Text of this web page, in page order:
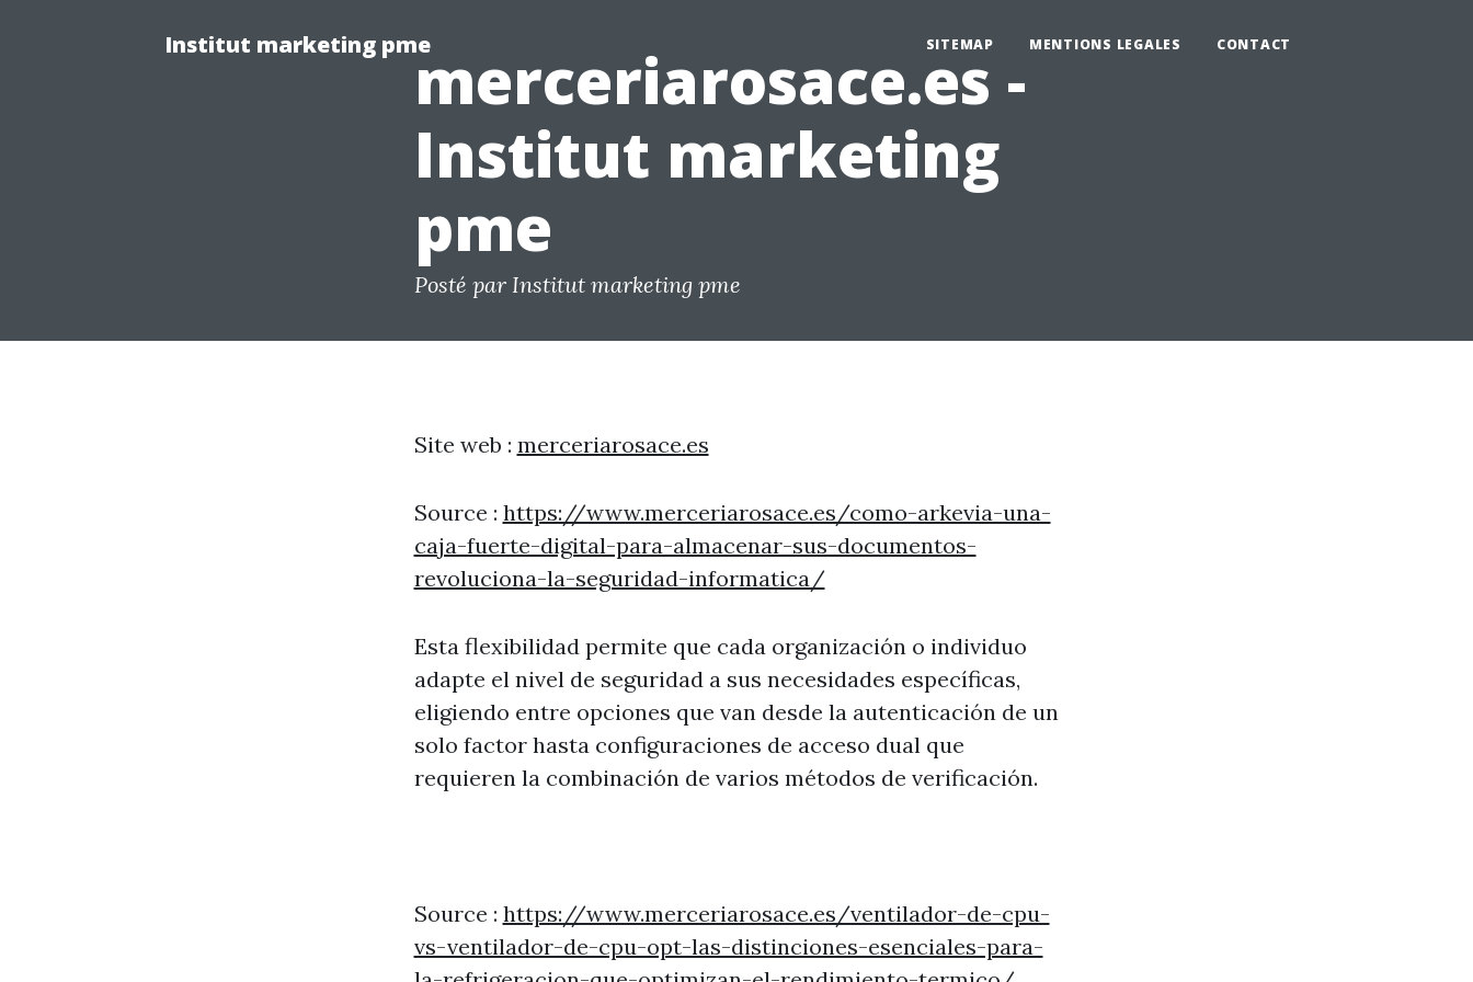
Institut marketing pme SITEMAP MENTIONS LEGALES CONTACT
merceriarosace.es -
Institut marketing
pme
Posté par Institut marketing pme
Site web : merceriarosace.es
Source : https://www.merceriarosace.es/como-arkevia-una-
caja-fuerte-digital-para-almacenar-sus-documentos-
revoluciona-la-seguridad-informatica/
Esta flexibilidad permite que cada organización o individuo
adapte el nivel de seguridad a sus necesidades específicas,
eligiendo entre opciones que van desde la autenticación de un
solo factor hasta configuraciones de acceso dual que
requieren la combinación de varios métodos de verificación.
Source : https://www.merceriarosace.es/ventilador-de-cpu-
vs-ventilador-de-cpu-opt-las-distinciones-esenciales-para-